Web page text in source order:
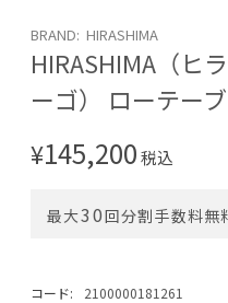
BRAND: HIRASHIMA
HIRASHIMA（ヒ
ーゴ） ローテー
¥145,200税込
最大30回分割手数料無
コード: 2100000181261